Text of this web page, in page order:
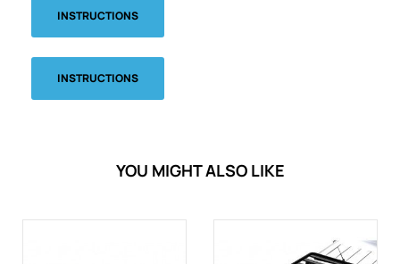
INSTRUCTIONS
INSTRUCTIONS
YOU MIGHT ALSO LIKE